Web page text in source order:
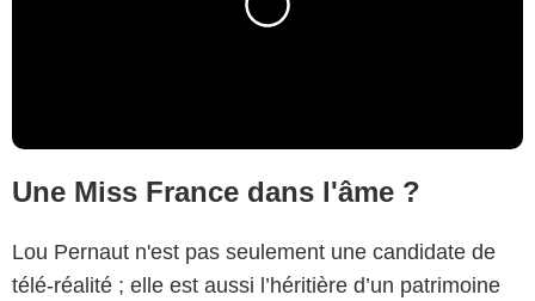
Une Miss France dans l'âme ?
Lou Pernaut n'est pas seulement une candidate de
télé-réalité ; elle est aussi l’héritière d’un patrimoine